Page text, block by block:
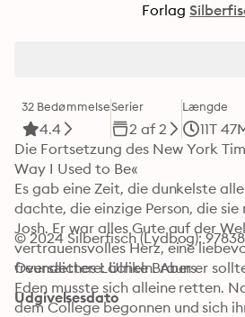
Forlag
32 Bedømmelse
4.4
Serier
2 af 2
Længde
11T
Die Fortsetzung des New York
Way I Used to Be«
Es gab eine Zeit, die dunkelste
dachte, die einzige Person, die
Josh. Er war alles Gute auf der
vertrauensvolles Herz, eine
freundliches Lächeln. Aber er
Eden musste sich alleine retten.
dem College begonnen und sich
© 2024 Silberfisch (Lydbog):
Oversættere: Ulrike Brauns
Udgivelsesdato